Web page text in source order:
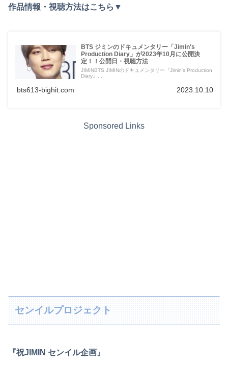
作品情報・視聴方法はこちら▼
BTS ジミンのドキュメンタリー「Jimin's
Production Diary」が2023年10月に公開決
定！！公開日・視聴方法
JIMINBTS JIMINのドキュメンタリー『Jimin's Production
Diary』...
bts613-bighit.com 2023.10.10
Sponsored Links
センイルプロジェクト
『祝JIMIN センイル企画』